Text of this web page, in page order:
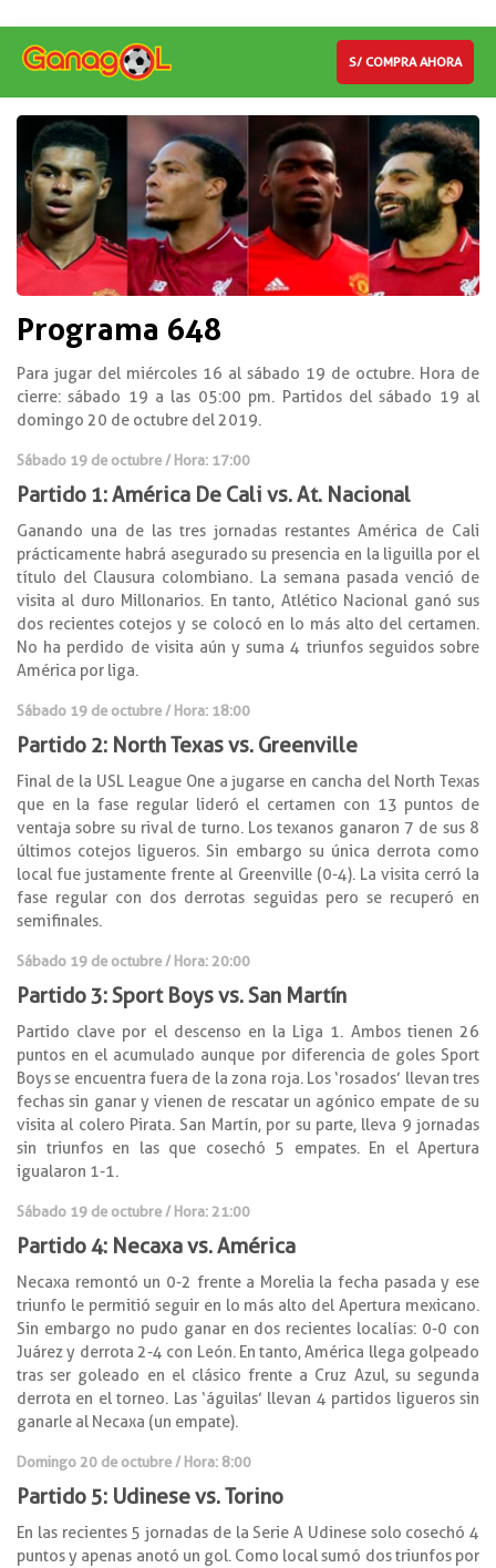
S/ COMPRA AHORA
Programa 648
Para jugar del miércoles 16 al sábado 19 de octubre. Hora de
cierre: sábado 19 a las 05:00 pm. Partidos del sábado 19 al
domingo 20 de octubre del 2019.
Sábado 19 de octubre / Hora: 17:00
Partido 1: América De Cali vs. At. Nacional
Ganando una de las tres jornadas restantes América de Cali
prácticamente habrá asegurado su presencia en la liguilla por el
título del Clausura colombiano. La semana pasada venció de
visita al duro Millonarios. En tanto, Atlético Nacional ganó sus
dos recientes cotejos y se colocó en lo más alto del certamen.
No ha perdido de visita aún y suma 4 triunfos seguidos sobre
América por liga.
Sábado 19 de octubre / Hora: 18:00
Partido 2: North Texas vs. Greenville
Final de la USL League One a jugarse en cancha del North Texas
que en la fase regular lideró el certamen con 13 puntos de
ventaja sobre su rival de turno. Los texanos ganaron 7 de sus 8
últimos cotejos ligueros. Sin embargo su única derrota como
local fue justamente frente al Greenville (0-4). La visita cerró la
fase regular con dos derrotas seguidas pero se recuperó en
semifinales.
Sábado 19 de octubre / Hora: 20:00
Partido 3: Sport Boys vs. San Martín
Partido clave por el descenso en la Liga 1. Ambos tienen 26
puntos en el acumulado aunque por diferencia de goles Sport
Boys se encuentra fuera de la zona roja. Los ‘rosados’ llevan tres
fechas sin ganar y vienen de rescatar un agónico empate de su
visita al colero Pirata. San Martín, por su parte, lleva 9 jornadas
sin triunfos en las que cosechó 5 empates. En el Apertura
igualaron 1-1.
Sábado 19 de octubre / Hora: 21:00
Partido 4: Necaxa vs. América
Necaxa remontó un 0-2 frente a Morelia la fecha pasada y ese
triunfo le permitió seguir en lo más alto del Apertura mexicano.
Sin embargo no pudo ganar en dos recientes localías: 0-0 con
Juárez y derrota 2-4 con León. En tanto, América llega golpeado
tras ser goleado en el clásico frente a Cruz Azul, su segunda
derrota en el torneo. Las ‘águilas’ llevan 4 partidos ligueros sin
ganarle al Necaxa (un empate).
Domingo 20 de octubre / Hora: 8:00
Partido 5: Udinese vs. Torino
En las recientes 5 jornadas de la Serie A Udinese solo cosechó 4
puntos y apenas anotó un gol. Como local sumó dos triunfos por